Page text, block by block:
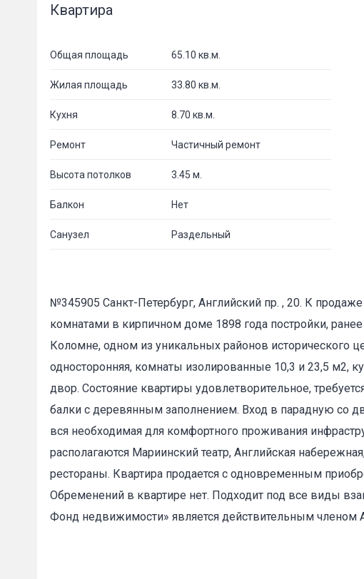
Квартира
Общая площадь 65.10 кв.м.
Жилая площадь 33.80 кв.м.
Кухня 8.70 кв.м.
Ремонт Частичный ремонт
Высота потолков 3.45 м.
Балкон Нет
Санузел Раздельный
№345905 Санкт-Петербург, Английский пр. , 20. К
комнатами в кирпичном доме 1898 года постройки,
Коломне, одном из уникальных районов исторического
односторонняя, комнаты изолированные 10,3 и 23,5 м2,
двор. Состояние квартиры удовлетворительное,
балки с деревянным заполнением. Вход в парадную со
вся необходимая для комфортного проживания
располагаются Мариинский театр, Английская
рестораны. Квартира продается с одновременным
Обременений в квартире нет. Подходит под все виды
Фонд недвижимости» является действительным членом